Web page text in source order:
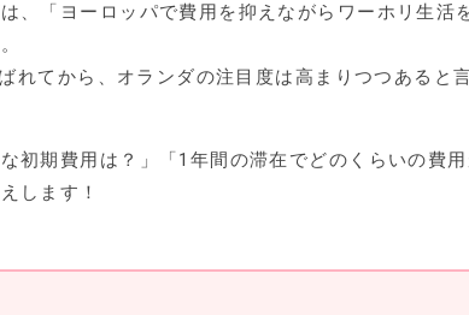
、「ヨーロッパで費用を抑えながらワーホリ生活
れてから、オランダの注目度は高まりつつあると
初期費用は？」「1年間の滞在でどのくらいの費
します！